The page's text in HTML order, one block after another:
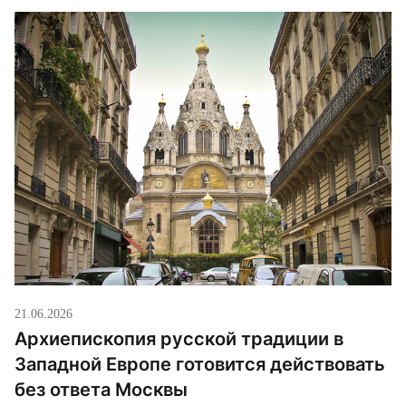
21.06.2026
Архиепископия русской традиции в
Западной Европе готовится действовать
без ответа Москвы